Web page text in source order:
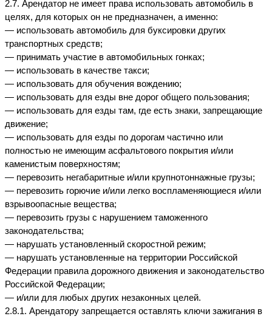
2.7. Арендатор не имеет права использовать автомобиль в
целях, для которых он не предназначен, а именно:
— использовать автомобиль для буксировки других
транспортных средств;
— принимать участие в автомобильных гонках;
— использовать в качестве такси;
— использовать для обучения вождению;
— использовать для езды вне дорог общего пользования;
— использовать для езды там, где есть знаки, запрещающие
движение;
— использовать для езды по дорогам частично или
полностью не имеющим асфальтового покрытия и/или
каменистым поверхностям;
— перевозить негабаритные и/или крупнотоннажные грузы;
— перевозить горючие и/или легко воспламеняющиеся и/или
взрывоопасные вещества;
— перевозить грузы с нарушением таможенного
законодательства;
— нарушать установленный скоростной режим;
— нарушать установленные на территории Российской
Федерации правила дорожного движения и законодательство
Российской Федерации;
— и/или для любых других незаконных целей.
2.8.1. Арендатору запрещается оставлять ключи зажигания в